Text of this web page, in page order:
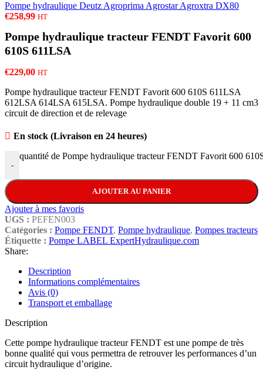
Pompe hydraulique Deutz Agroprima Agrostar Agroxtra DX80
€258,99 HT
Pompe hydraulique tracteur FENDT Favorit 600
610S 611LSA
€229,00 HT
Pompe hydraulique tracteur FENDT Favorit 600 610S 611LSA
612LSA 614LSA 615LSA. Pompe hydraulique double 19 + 11 cm3
circuit de direction et de relevage
En stock (Livraison en 24 heures)
-
quantité de Pompe hydraulique tracteur FENDT Favorit 600
AJOUTER AU PANIER
Ajouter à mes favoris
UGS : PEFEN003
Catégories : Pompe FENDT, Pompe hydraulique, Pompes tracteurs
Étiquette : Pompe LABEL ExpertHydraulique.com
Share:
Description
Informations complémentaires
Avis (0)
Transport et emballage
Description
Cette pompe hydraulique tracteur FENDT est une pompe de très
bonne qualité qui vous permettra de retrouver les performances d’un
circuit hydraulique d’origine.